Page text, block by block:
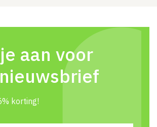
aan voor
korting!